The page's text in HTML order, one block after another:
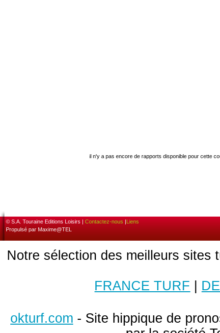
il n'y a pas encore de rapports disponible pour cette
© S.A. Touraine Editions Loisirs | Contactez-nous |Liens
Propulsé par Maxime@TEL
Notre sélection des meilleurs sites
FRANCE TURF
okturf.com - Site hippique de